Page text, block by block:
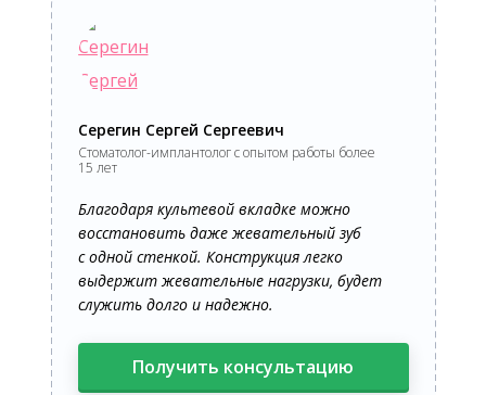
Серегин Сергей Сергеевич
Cтоматолог-имплантолог с опытом работы более
15 лет
Благодаря культевой вкладке можно
восстановить даже жевательный зуб
с одной стенкой. Конструкция легко
выдержит жевательные нагрузки, будет
служить долго и надежно.
Получить консультацию